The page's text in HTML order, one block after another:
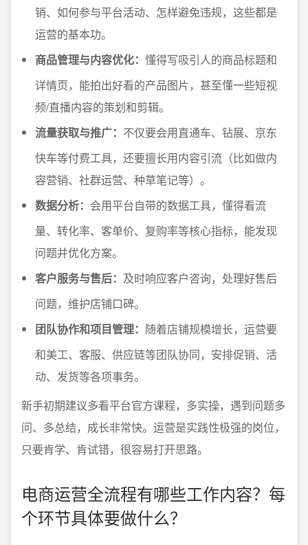
销、如何参与平台活动、怎样避免违规，这些都是
运营的基本功。
商品管理与内容优化： 懂得写吸引人的商品标题和
详情页，能拍出好看的产品图片，甚至懂一些短视
频/直播内容的策划和剪辑。
流量获取与推广： 不仅要会用直通车、钻展、京东
快车等付费工具，还要擅长用内容引流（比如做内
容营销、社群运营、种草笔记等）。
数据分析： 会用平台自带的数据工具，懂得看流
量、转化率、客单价、复购率等核心指标，能发现
问题并优化方案。
客户服务与售后： 及时响应客户咨询，处理好售后
问题，维护店铺口碑。
团队协作和项目管理： 随着店铺规模增长，运营要
和美工、客服、供应链等团队协同，安排促销、活
动、发货等各项事务。
新手初期建议多看平台官方课程，多实操，遇到问题多
问、多总结，成长非常快。运营是实践性极强的岗位，
只要肯学、肯试错，很容易打开思路。
电商运营全流程有哪些工作内容？每
个环节具体要做什么？